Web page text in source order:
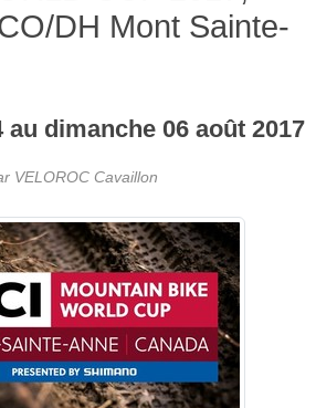
DH Mont Sainte-
au dimanche 06 août 2017
VELOROC Cavaillon